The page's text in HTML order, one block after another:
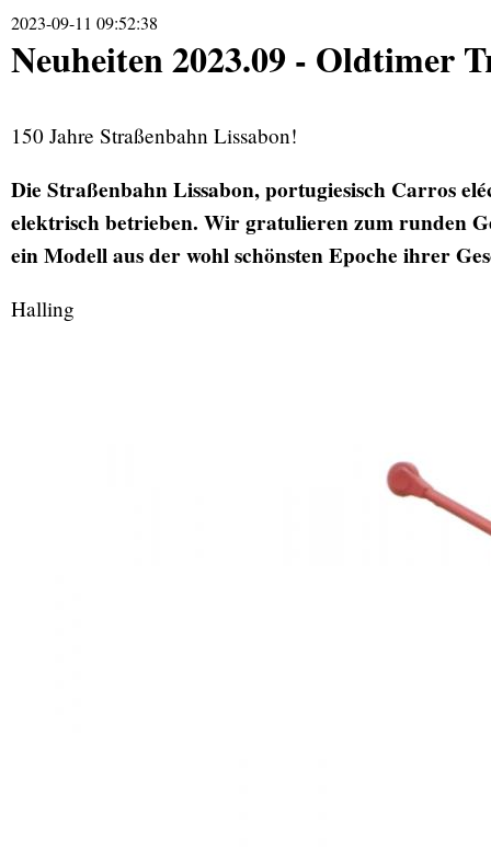
2023-09-11 09:52:38
Neuheiten 2023.09 - Oldtimer
150 Jahre Straßenbahn Lissabon!
Die Straßenbahn Lissabon, portugiesisch Carros
elektrisch betrieben. Wir gratulieren zum runden
ein Modell aus der wohl schönsten Epoche ihrer
Halling